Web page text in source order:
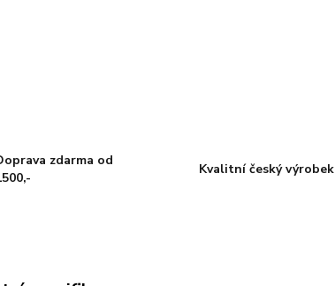
zdarma od
Kvalitní český výrobek